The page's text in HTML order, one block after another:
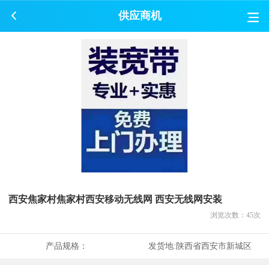
供应商机
西安焦家村焦家村西安移动无线网 西安无线网安装
浏览次数： 45次
产品规格： 发货地:陕西省西安市新城区